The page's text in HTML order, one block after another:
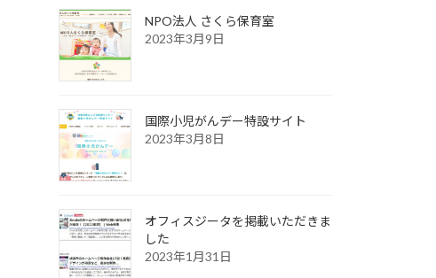
NPO法人 さくら保育室
2023年3月9日
国際小児がんデー特設サイト
2023年3月8日
オフィスジータを掲載いただきま
した
2023年1月31日